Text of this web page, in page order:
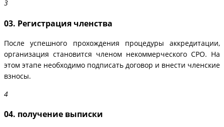
03. Регистрация членства
После успешного прохождения процедуры аккредитации,
организация становится членом некоммерческого СРО. На
этом этапе необходимо подписать договор и внести членские
взносы.
04. получение выписки